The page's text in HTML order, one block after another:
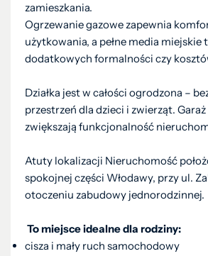
zamieszkania.
Ogrzewanie gazowe zapewnia
użytkowania, a pełne media miejskie
dodatkowych formalności czy
Działka jest w całości ogrodzona –
przestrzeń dla dzieci i zwierząt.
zwiększają funkcjonalność
Atuty lokalizacji Nieruchomość
spokojnej części Włodawy, przy ul.
otoczeniu zabudowy jednorodzinnej.
To miejsce idealne dla rodziny:
cisza i mały ruch samochodowy